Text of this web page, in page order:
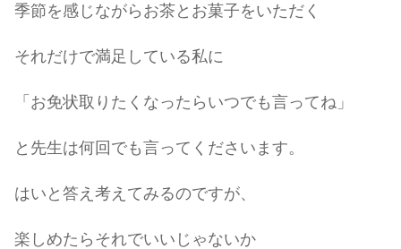
季節を感じながらお茶とお菓子をいただく
それだけで満足している私に
「お免状取りたくなったらいつでも言ってね」
と先生は何回でも言ってくださいます。
はいと答え考えてみるのですが、
楽しめたらそれでいいじゃないか